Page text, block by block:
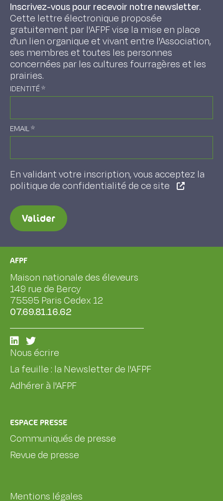
Inscrivez-vous pour recevoir notre newsletter.
Cette lettre électronique proposée
gratuitement par l'AFPF vise la mise en place
d'un lien organique et vivant entre l'Association,
ses membres et toutes les personnes
concernées par les cultures fourragères et les
prairies.
IDENTITÉ*
EMAIL*
En validant votre inscription, vous acceptez la
politique de confidentialité de ce site
Valider
AFPF
Maison nationale des éleveurs
149 rue de Bercy
75595 Paris Cedex 12
07.69.81.16.62
Nous écrire
La feuille : la Newsletter de l'AFPF
Adhérer à l'AFPF
ESPACE PRESSE
Communiqués de presse
Revue de presse
Mentions légales